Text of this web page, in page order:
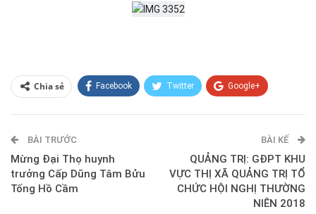
Chia sẻ Facebook Twitter Google+
E-mail
BÀI TRƯỚC
Mừng Đại Thọ huynh
trưởng Cấp Dũng Tâm Bửu
Tống Hồ Cầm
BÀI KẾ
QUẢNG TRỊ: GĐPT KHU
VỰC THỊ XÃ QUẢNG TRỊ TỔ
CHỨC HỘI NGHỊ THƯỜNG
NIÊN 2018